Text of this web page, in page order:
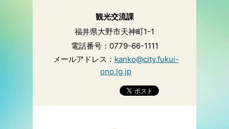
観光交流課
福井県大野市天神町1-1
電話番号：0779-66-1111
メールアドレス： kanko@city.fukui-
ono.lg.jp